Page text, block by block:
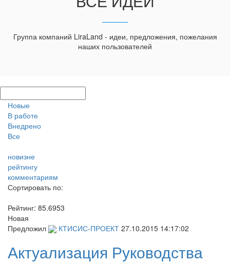
Группа компаний LiraLand - идеи, предложения, пожелания
наших пользователей
Новые
В работе
Внедрено
Все
новизне
рейтингу
комментариям
Сортировать по:
Рейтинг: 85.6953
Новая
Предложил
КТИСИС-ПРОЕКТ 27.10.2015 14:17:02
Актуализация Руководства